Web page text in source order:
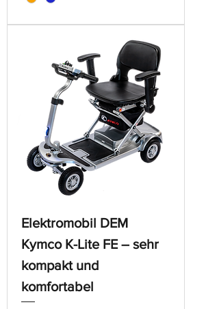
Elektromobil DEM
Kymco K-Lite FE – sehr
kompakt und
komfortabel